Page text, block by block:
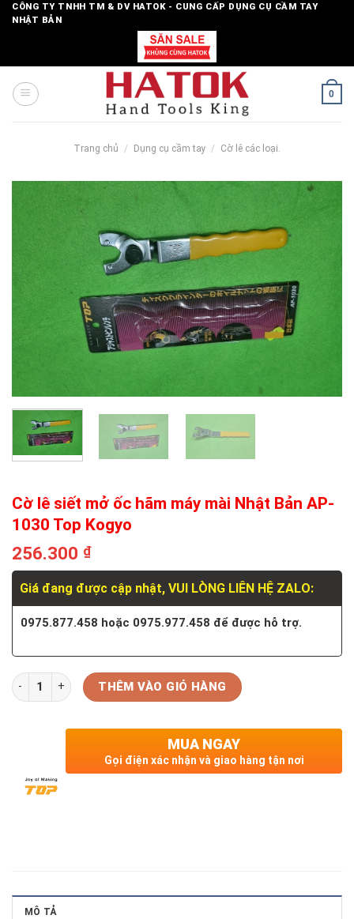
SkipCÔNG TY TNHH TM & DV HATOK - CUNG CẤP DỤNG CỤ CẦM TAY
NHẬT BẢN
0
Trang chủ / Dụng cụ cầm tay / Cờ lê các loại.
Cờ lê siết mở ốc hãm máy mài Nhật Bản AP-
1030 Top Kogyo
256.300 ₫
Giá đang được cập nhật, VUI LÒNG LIÊN HỆ ZALO:
0975.877.458 hoặc 0975.977.458 để được hỗ trợ.
Số lượng THÊM VÀO GIỎ HÀNG
MUA NGAY
Gọi điện xác nhận và giao hàng tận nơi
MÔ TẢ